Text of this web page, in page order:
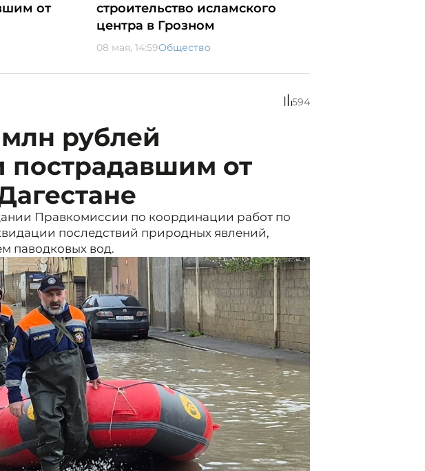
от
строительство исламского
центра в Грозном
08 мая, 14:59Общество
594
рублей
пострадавшим от
Правкомиссии по координации работ по
последствий природных явлений,
паводковых вод.